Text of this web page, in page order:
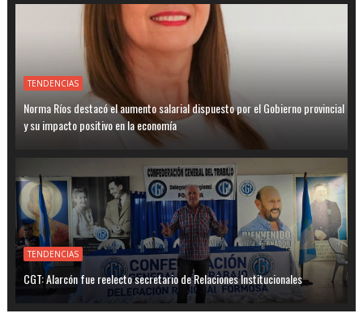
TENDENCIAS
Norma Ríos destacó el aumento salarial dispuesto por el Gobierno provincial
y su impacto positivo en la economía
TENDENCIAS
CGT: Alarcón fue reelecto secretario de Relaciones Institucionales